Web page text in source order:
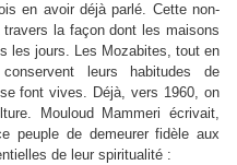
en avoir déjà parlé. Cette non-
la façon dont les maisons
les jours. Les Mozabites, tout en
leurs habitudes de
font vives. Déjà, vers 1960, on
Mouloud Mammeri écrivait,
peuple de demeurer fidèle aux
de leur spiritualité :